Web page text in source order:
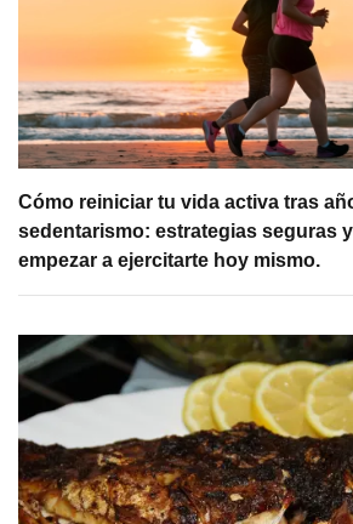
Cómo reiniciar tu vida activa tras
sedentarismo: estrategias seguras
empezar a ejercitarte hoy mismo.